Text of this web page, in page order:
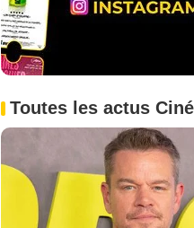
Toutes les actus Ciné